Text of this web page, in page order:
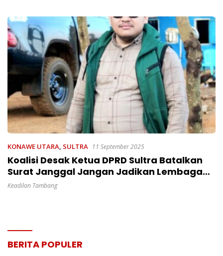
KONAWE UTARA, SULTRA 11 September 2025
Koalisi Desak Ketua DPRD Sultra Batalkan
Surat Janggal Jangan Jadikan Lembaga
Rakyat Alat Kepentingan
Keadilan Tambang
BERITA POPULER